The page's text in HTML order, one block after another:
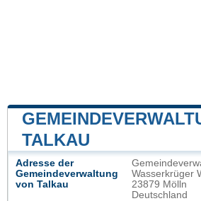
TALKAU
Adresse der
Gemeindeverwaltung
von Talkau
Wasserkrüger
23879 Mölln
Deutschland